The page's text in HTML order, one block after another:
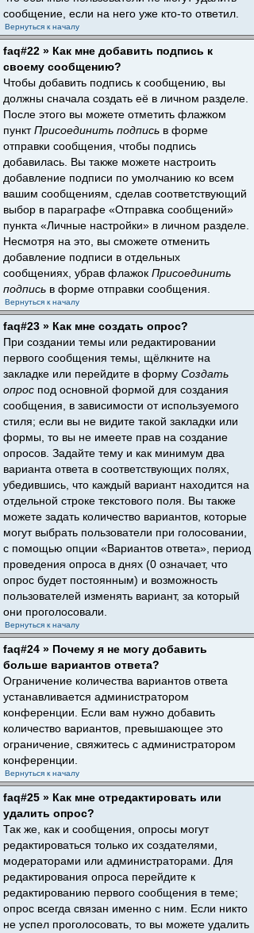
сообщение, если на него уже кто-то ответил.
Вернуться к началу
faq#22 » Как мне добавить подпись к
своему сообщению?
Чтобы добавить подпись к сообщению, вы
должны сначала создать её в личном разделе.
После этого вы можете отметить флажком
пунктПрисоединить подпись в форме
отправки сообщения, чтобы подпись
добавилась. Вы также можете настроить
добавление подписи по умолчанию ко всем
вашим сообщениям, сделав соответствующий
выбор в параграфе «Отправка сообщений»
пункта «Личные настройки» в личном разделе.
Несмотря на это, вы сможете отменить
добавление подписи в отдельных
сообщениях, убрав флажок Присоединить
подпись в форме отправки сообщения.
Вернуться к началу
faq#23 » Как мне создать опрос?
При создании темы или редактировании
первого сообщения темы, щёлкните на
закладке или перейдите в форму Создать
опрос под основной формой для создания
сообщения, в зависимости от используемого
стиля; если вы не видите такой закладки или
формы, то вы не имеете прав на создание
опросов. Задайте тему и как минимум два
варианта ответа в соответствующих полях,
убедившись, что каждый вариант находится на
отдельной строке текстового поля. Вы также
можете задать количество вариантов, которые
могут выбрать пользователи при голосовании,
с помощью опции «Вариантов ответа», период
проведения опроса в днях (0 означает, что
опрос будет постоянным) и возможность
пользователей изменять вариант, за который
они проголосовали.
Вернуться к началу
faq#24 » Почему я не могу добавить
больше вариантов ответа?
Ограничение количества вариантов ответа
устанавливается администратором
конференции. Если вам нужно добавить
количество вариантов, превышающее это
ограничение, свяжитесь с администратором
конференции.
Вернуться к началу
faq#25 » Как мне отредактировать или
удалить опрос?
Так же, как и сообщения, опросы могут
редактироваться только их создателями,
модераторами или администраторами. Для
редактирования опроса перейдите к
редактированию первого сообщения в теме;
опрос всегда связан именно с ним. Если никто
не успел проголосовать, то вы можете удалить